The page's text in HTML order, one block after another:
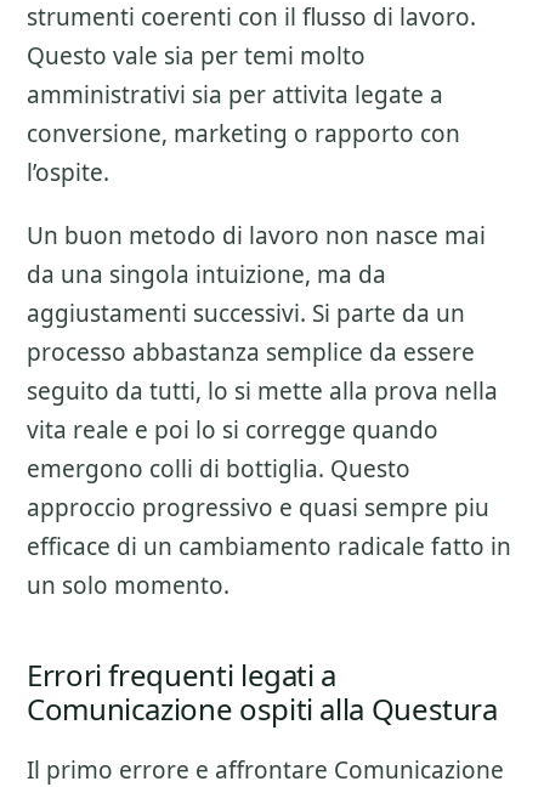
strumenti coerenti con il flusso di lavoro.
Questo vale sia per temi molto
amministrativi sia per attivita legate a
conversione, marketing o rapporto con
l’ospite.
Un buon metodo di lavoro non nasce mai
da una singola intuizione, ma da
aggiustamenti successivi. Si parte da un
processo abbastanza semplice da essere
seguito da tutti, lo si mette alla prova nella
vita reale e poi lo si corregge quando
emergono colli di bottiglia. Questo
approccio progressivo e quasi sempre piu
efficace di un cambiamento radicale fatto in
un solo momento.
Errori frequenti legati a
Comunicazione ospiti alla Questura
Il primo errore e affrontare Comunicazione